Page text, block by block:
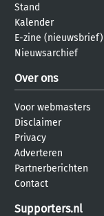
Stand
Kalender
E-zine (nieuwsbrief)
Nieuwsarchief
Over ons
Voor webmasters
Disclaimer
Privacy
Adverteren
Partnerberichten
Contact
Supporters.nl